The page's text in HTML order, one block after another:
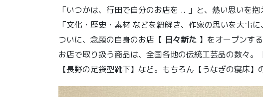
「いつかは、行田で自分のお店を .. 」と、熱い思いを
「文化・歴史・素材 などを紐解き、作家の思いを大事
ついに、念願の自身のお店【 日々新た 】をオープンす
お店で取り扱う商品は、全国各地の伝統工芸品の数々。
【長野の足袋型靴下】など。もちろん【うなぎの寝床